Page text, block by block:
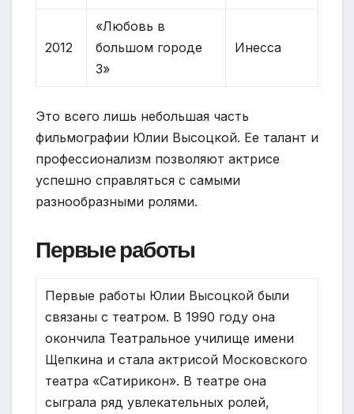
2012
«Любовь в
большом городе
3»
Инесса
Это всего лишь небольшая часть
фильмографии Юлии Высоцкой. Ее талант и
профессионализм позволяют актрисе
успешно справляться с самыми
разнообразными ролями.
Первые работы
Первые работы Юлии Высоцкой были
связаны с театром. В 1990 году она
окончила Театральное училище имени
Щепкина и стала актрисой Московского
театра «Сатирикон». В театре она
сыграла ряд увлекательных ролей,